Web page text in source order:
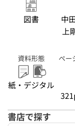
図書
中
上
資料形態
紙・デジタル
ペー
書店で探す